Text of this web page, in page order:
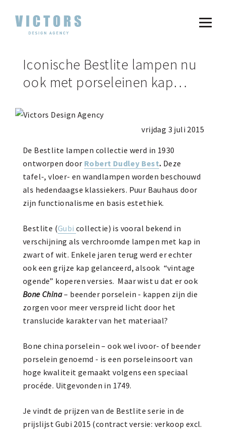
Iconische Bestlite lampen nu
ook met porseleinen kap…
vrijdag 3 juli 2015
De Bestlite lampen collectie werd in 1930
ontworpen door Robert Dudley Best. Deze
tafel-, vloer- en wandlampen worden beschouwd
als hedendaagse klassiekers. Puur Bauhaus door
zijn functionalisme en basis estethiek.
Bestlite (Gubicollectie) is vooral bekend in
verschijning als verchroomde lampen met kap in
zwart of wit. Enkele jaren terug werd er echter
ook een grijze kap gelanceerd, alsook “vintage
ogende” koperen versies. Maar wist u dat er ook
Bone China– beender porselein - kappen zijn die
zorgen voor meer verspreid licht door het
translucide karakter van het materiaal?
Bone china porselein – ook wel ivoor- of beender
porselein genoemd - is een porseleinsoort van
hoge kwaliteit gemaakt volgens een speciaal
procéde. Uitgevonden in 1749.
Je vindt de prijzen van de Bestlite serie in de
prijslijst Gubi 2015 (contract versie: verkoop excl.